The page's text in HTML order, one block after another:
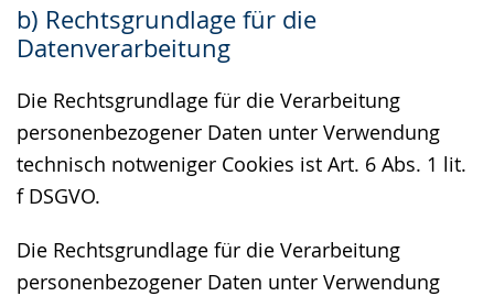
b) Rechtsgrundlage für die
Datenverarbeitung
Die Rechtsgrundlage für die Verarbeitung
personenbezogener Daten unter Verwendung
technisch notweniger Cookies ist Art. 6 Abs. 1 lit.
f DSGVO.
Die Rechtsgrundlage für die Verarbeitung
personenbezogener Daten unter Verwendung